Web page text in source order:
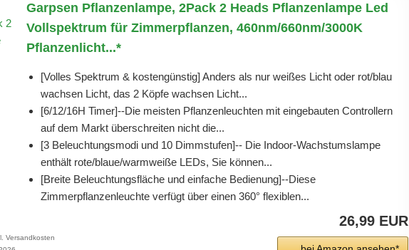
Garpsen Pflanzenlampe, 2Pack 2 Heads Pflanzenlampe Led
Vollspektrum für Zimmerpflanzen, 460nm/660nm/3000K
Pflanzenlicht...*
[Volles Spektrum & kostengünstig] Anders als nur weißes Licht oder rot/blau
wachsen Licht, das 2 Köpfe wachsen Licht...
[6/12/16H Timer]--Die meisten Pflanzenleuchten mit eingebauten Controllern
auf dem Markt überschreiten nicht die...
[3 Beleuchtungsmodi und 10 Dimmstufen]-- Die Indoor-Wachstumslampe
enthält rote/blaue/warmweiße LEDs, Sie können...
[Breite Beleuchtungsfläche und einfache Bedienung]--Diese
Zimmerpflanzenleuchte verfügt über einen 360° flexiblen...
26,99 EUR
Versandkosten